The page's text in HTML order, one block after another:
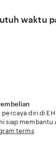
wicked
waktu
diri di
siap
terms